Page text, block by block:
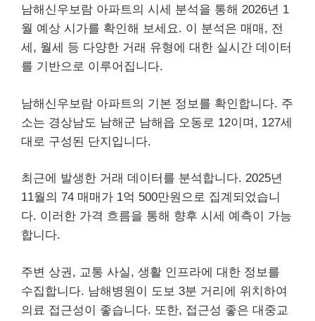
남해신우보람 아파트의 시세 분석을 통해 2026년 1
월 예상 시가를 확인해 보세요. 이 분석은 매매, 전
세, 월세 등 다양한 거래 유형에 대한 실시간 데이터
를 기반으로 이루어집니다.
남해신우보람 아파트의 기본 정보를 확인합니다. 주
소는 경상남도 남해군 남해읍 오동로 12이며, 127세
대로 구성된 단지입니다.
최근에 발생한 거래 데이터를 분석합니다. 2025년
11월의 74 매매가 1억 500만원으로 집계되었습니
다. 이러한 가격 흐름을 통해 향후 시세 예측이 가능
합니다.
주변 상권, 교통 사실, 생활 인프라에 대한 정보를
수집합니다. 남해병원이 도보 3분 거리에 위치하여
의료 접근성이 좋습니다. 또한, 접근성 좋은 대중교